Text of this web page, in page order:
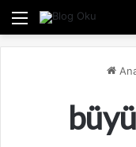
Menü